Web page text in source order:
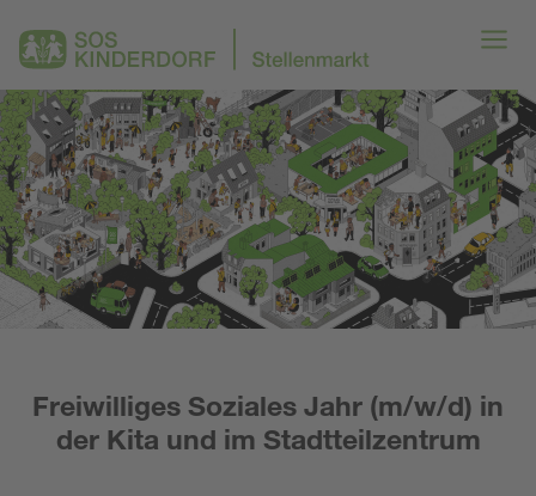
Freiwilliges Soziales Jahr (m/w/d) in
der Kita und im Stadtteilzentrum